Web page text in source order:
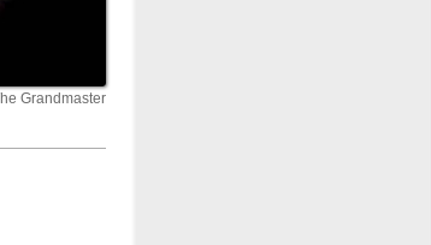
Grandmaster